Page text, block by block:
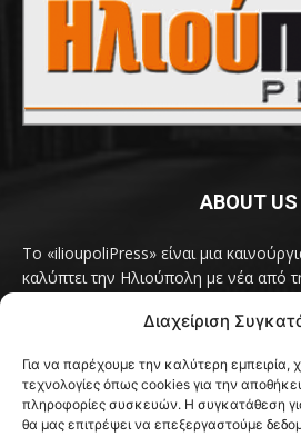
Διαχείριση
Για να παρέχουμε την καλύτερη εμπειρία,
τεχνολογίες όπως cookies για την
πληροφορίες συσκευών. Η συγκατάθεση
θα μας επιτρέψει να επεξεργαστούμε
ABOUT US
Το «ilioupoliPress» είναι μια
καλύπτει την Ηλιούπολη με νέα από
Ηλιούπολης, των δημοτικών
κάτι να πουν.Διαβάστε εδώ
Επικοινωνήστε μαζί μας στο